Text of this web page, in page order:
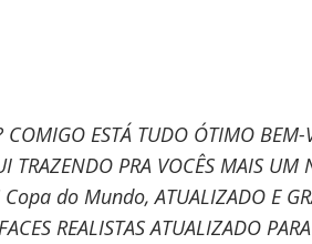
COMIGO ESTÁ TUDO ÓTIMO BEM-
TRAZENDO PRA VOCÊS MAIS
Copa do Mundo, ATUALIZADO E
REALISTAS ATUALIZADO